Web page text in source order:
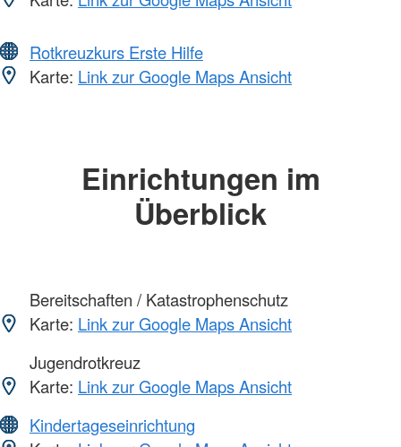
Rotkreuzkurs Erste Hilfe
Karte: Link zur Google Maps Ansicht
Einrichtungen im
Überblick
Bereitschaften / Katastrophenschutz
Karte: Link zur Google Maps Ansicht
Jugendrotkreuz
Karte: Link zur Google Maps Ansicht
Kindertageseinrichtung